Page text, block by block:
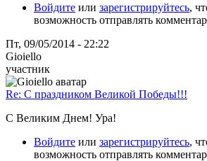
Войдите или зарегистрируйтесь,
возможность отправлять
Пт, 09/05/2014 - 22:22
Gioiello
участник
Re: С праздником Великой Победы!!!
С Великим Днем! Ура!
Войдите или зарегистрируйтесь,
возможность отправлять